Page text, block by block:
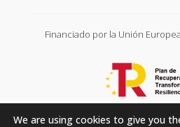
Financiado por la Unión
We are using cookies to give you